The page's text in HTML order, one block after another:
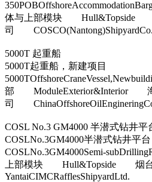
体与上部模块 Hull&Topside
司
5000T 起重船
5000T起重船，新建项目
部 ModuleExterior&Interior 海
司
COSL No.3 GM4000 半潜式钻井平
COSLNo.3GM4000半潜式钻井平
COSLNo.3GM4000Semi-
上部模块 Hull&Topside 烟
YantaiCIMCRafflesShipyardLtd.